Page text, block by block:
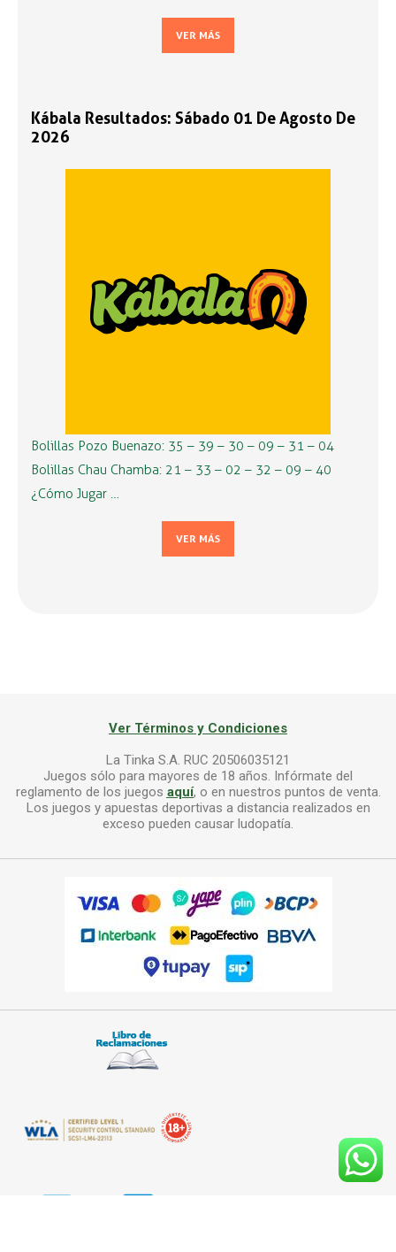
VER MÁS
Kábala Resultados: Sábado 01 De Agosto De
2026
Bolillas Pozo Buenazo: 35 – 39 – 30 – 09 – 31 – 04
Bolillas Chau Chamba: 21 – 33 – 02 – 32 – 09 – 40
¿Cómo Jugar …
VER MÁS
Ver Términos y Condiciones
La Tinka S.A. RUC 20506035121
Juegos sólo para mayores de 18 años. Infórmate del
reglamento de los juegos aquí, o en nuestros puntos de venta.
Los juegos y apuestas deportivas a distancia realizados en
exceso pueden causar ludopatía.